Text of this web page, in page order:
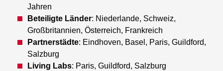
Jahren
Beteiligte Länder: Niederlande, Schweiz,
Großbritannien, Österreich, Frankreich
Partnerstädte: Eindhoven, Basel, Paris, Guildford,
Salzburg
Living Labs: Paris, Guildford, Salzburg